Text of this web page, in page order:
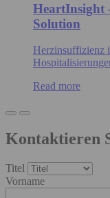
HeartInsight
Solution
Herzinsuffizienz
Read more
Kontaktieren
Titel
Vorname